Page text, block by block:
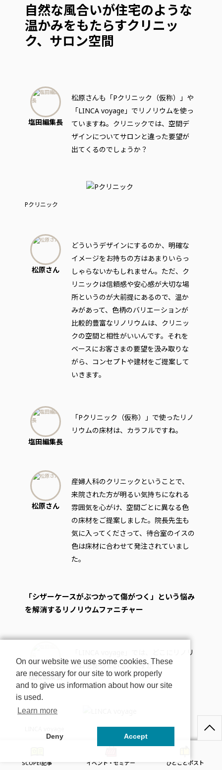
自然な風合いが住宅のような
温かみをもたらすクリニッ
ク、サロン空間
塩田編集長
松原さんも「Pクリニック（仮称）」や
「LINCA voyage」でリノリウムを使っ
ていますね。クリニックでは、空間デ
ザインについてサロンと違った要望が
出てくるのでしょうか？
Pクリニック
松原さん
どういうデザインにするのか、明確な
イメージをお持ちの方はあまりいらっ
しゃらないかもしれません。ただ、ク
リニックは信頼感や安心感が大切な場
所というのが大前提にあるので、温か
みがあって、色柄のバリエーションが
比較的豊富なリノリウムは、クリニッ
クの空間と相性がいいんです。それを
ベースにお客さまの要望を汲み取りな
がら、コンセプトや建材をご提案して
いきます。
塩田編集長
「Pクリニック（仮称）」で使ったリノ
リウムの床材は、カラフルですね。
松原さん
産婦人科のクリニックということで、
来院された方が明るい気持ちになれる
雰囲気を心がけ、空間ごとに異なる色
の床材をご提案しました。院長先生も
気に入ってくださって、待合室のイスの
色は床材に合わせて発注されていまし
た。
「シザーケースがぶつかって傷がつく」という悩み
を解消するリノリウムファニチャー
塩田編集長
「LINCA voyage」では、どこにリノリ
ウムを使っているんですか？
SCOPE!記事 イベント・セミナー ひとことポスト
On our website we use some cookies. These
are necessary for our site to work properly
and to give us information about how our site
is used.
Learn more
Deny Accept